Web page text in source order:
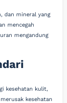
dan mineral yang
mencegah
mengandung
kesehatan kulit,
kesehatan